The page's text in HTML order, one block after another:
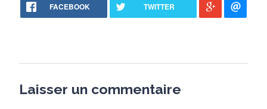
FACEBOOK TWITTER
Laisser un commentaire